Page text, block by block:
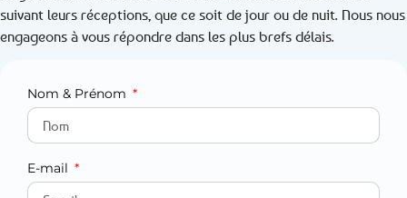
suivant leurs réceptions, que ce soit de jour ou de nuit. Nous nous
engageons à vous répondre dans les plus brefs délais.
Nom & Prénom
E-mail